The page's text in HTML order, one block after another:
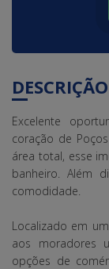
Excelente
coração de
área total, esse
banheiro. Além
comodidade.
Localizado em
aos moradores
opções de